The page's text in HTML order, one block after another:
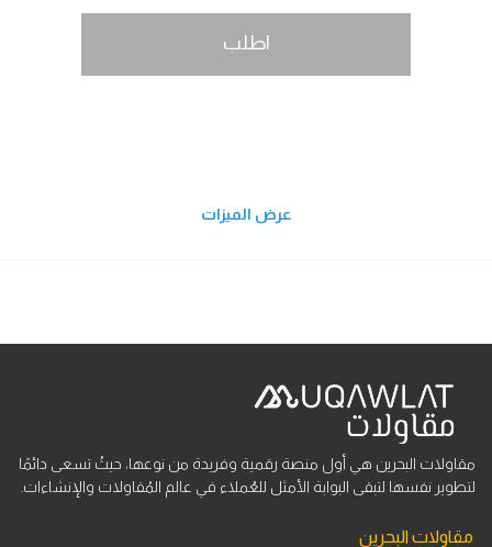
اطلب
عرض الميزات
مقاولات البحرين هي أول منصة رقمية وفريدة من نوعها، حيثُ تسعى دائمًا
لتطوير نفسها لتبقى البوابة الأمثل للعُملاء في عالم المُقاولات والإنشاءات.
مقاولات البحرين